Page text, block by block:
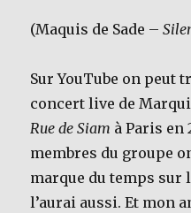
(Maquis de Sade –
Sur YouTube on peut
concert live de
Rue de Siam à Paris en
membres du groupe
marque du temps sur
l’aurai aussi. Et mon